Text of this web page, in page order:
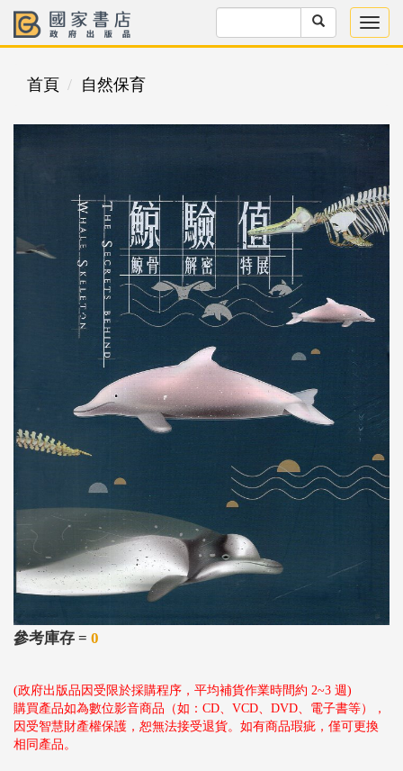
首頁 自然保育
參考庫存 = 0
(政府出版品因受限於採購程序，平均補貨作業時間約 2~3 週)
購買產品如為數位影音商品（如：CD、VCD、DVD、電子書等），
因受智慧財產權保護，恕無法接受退貨。如有商品瑕疵，僅可更換
相同產品。